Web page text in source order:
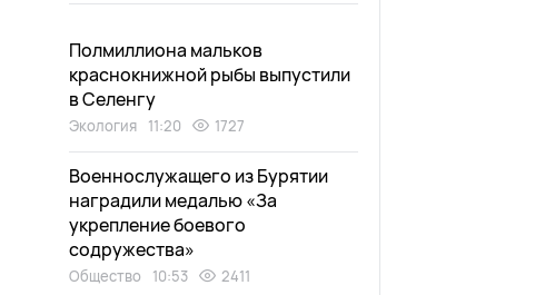
Полмиллиона мальков
краснокнижной рыбы выпустили
в Селенгу
Экология 11:20 1727
Военнослужащего из Бурятии
наградили медалью «За
укрепление боевого
содружества»
Общество 10:53 2411